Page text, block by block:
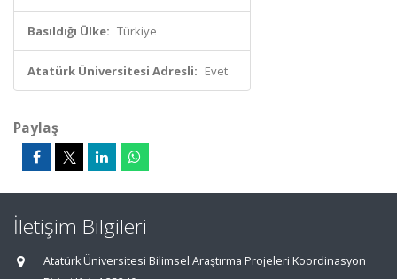
Basıldığı Ülke: Türkiye
Atatürk Üniversitesi Adresli: Evet
Paylaş
İletişim Bilgileri
Atatürk Üniversitesi Bilimsel Araştırma Projeleri Koordinasyon